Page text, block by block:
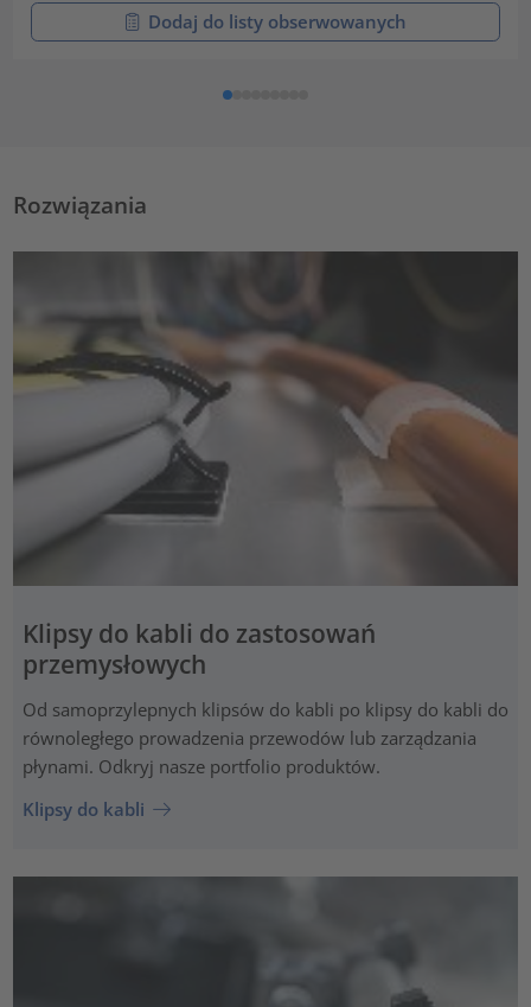
Dodaj do listy obserwowanych
Rozwiązania
Klipsy do kabli do zastosowań
przemysłowych
Od samoprzylepnych klipsów do kabli po klipsy do kabli do
równoległego prowadzenia przewodów lub zarządzania
płynami. Odkryj nasze portfolio produktów.
Klipsy do kabli